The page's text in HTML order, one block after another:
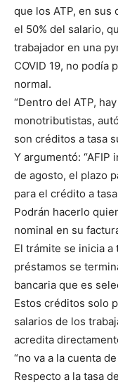
que los ATP, en
el 50% del salario,
trabajador en una
COVID 19, no podía
normal.
“Dentro del ATP,
monotributistas,
son créditos a tasa
Y argumentó: “AFIP
de agosto, el plazo
para el crédito a
Podrán hacerlo
nominal en su
El trámite se inicia a
préstamos se
bancaria que es
Estos créditos solo
salarios de los
acredita
“no va a la cuenta
Respecto a la tasa